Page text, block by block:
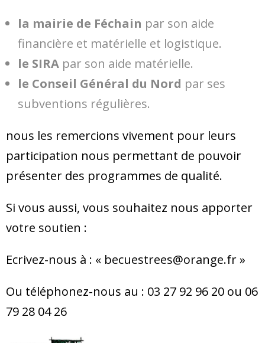
la mairie de Féchain par son aide
financière et matérielle et logistique.
le SIRA par son aide matérielle.
le Conseil Général du Nord par ses
subventions régulières.
nous les remercions vivement pour leurs
participation nous permettant de pouvoir
présenter des programmes de qualité.
Si vous aussi, vous souhaitez nous apporter
votre soutien :
Ecrivez-nous à : « becuestrees@orange.fr »
Ou téléphonez-nous au : 03 27 92 96 20 ou 06
79 28 04 26